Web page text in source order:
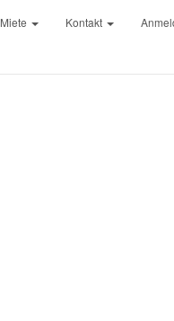
Miete Kontakt